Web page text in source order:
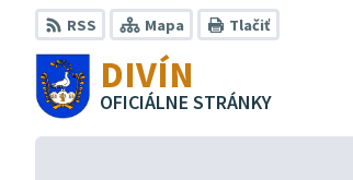
Preskočiť
na
obsah
RSS Mapa Tlačiť
DIVÍN
OFICIÁLNE STRÁNKY